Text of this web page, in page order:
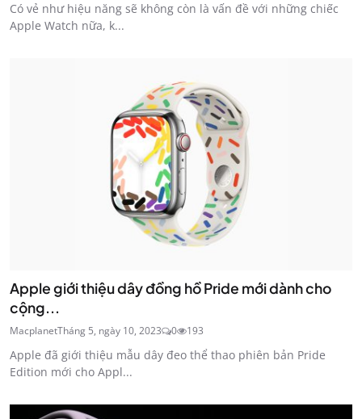
Có vẻ như hiệu năng sẽ không còn là vấn đề với những chiếc
Apple Watch nữa, k...
Apple giới thiệu dây đồng hồ Pride mới dành cho
cộng...
MacplanetTháng 5, ngày 10, 2023 0 193
Apple đã giới thiệu mẫu dây đeo thể thao phiên bản Pride
Edition mới cho Appl...